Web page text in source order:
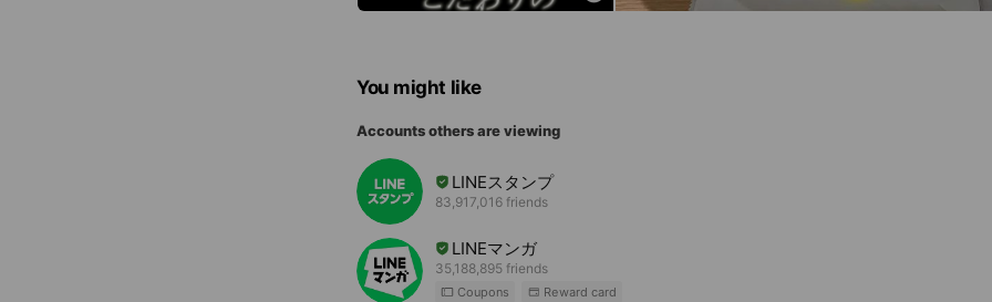
You might like
Accounts others are viewing
LINEスタンプ
83,917,016 friends
LINEマンガ
35,188,895 friends
Coupons Reward card